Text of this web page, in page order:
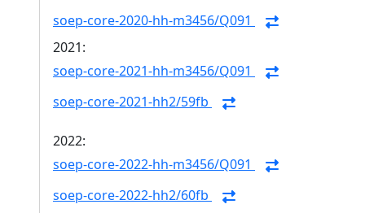
soep-core-2020-hh-m3456/Q091
2021:
soep-core-2021-hh-m3456/Q091
soep-core-2021-hh2/59fb
2022:
soep-core-2022-hh-m3456/Q091
soep-core-2022-hh2/60fb